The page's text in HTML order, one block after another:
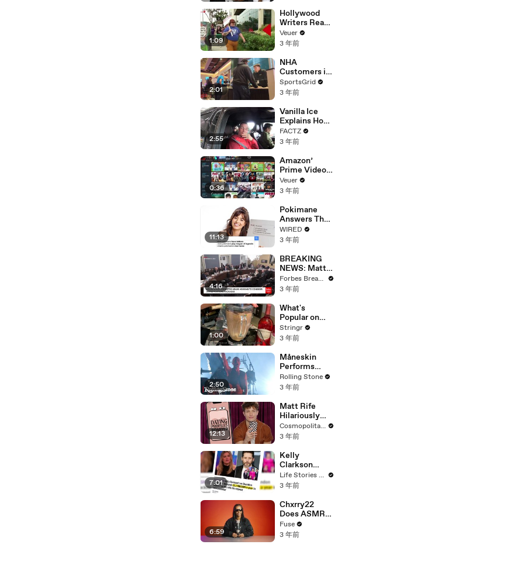
1:09
Hollywood
Writers Reach
‘Tentative
Agreement’
After 146 Day
Strike
Veuer
3 年前
2:01
NHA
Customers in
Limbo as
Company
Potential
Merger
SportsGrid
3 年前
2:55
Vanilla Ice
Explains How
the 90’s
Shaped
FACTZ
3 年前
0:36
Amazon’
Prime Video
Will Show
Commercials
Year
Veuer
3 年前
11:13
Pokimane
Answers The
Web's Most
Searched
WIRED
3 年前
4:16
BREAKING
NEWS: Matt
Gaetz Tells
House
'I'm Not Going
To Vote For A
Continuing
Resolution'
Forbes Breaking News
3 年前
1:00
What's
Popular on
Uber Eats?
Stringr
3 年前
2:50
Måneskin
Performs
"HONEY" at
MSG
Rolling Stone
3 年前
12:13
Matt Rife
Hilariously
Roasts Your
Dating
Cosmopolitan
Cosmopolitan USA
3 年前
7:01
Kelly
Clarkson
Fights Back
Against
Blackstock In
Devastating
Divorce
Battle
Life Stories By Goalcast
3 年前
6:59
Chxrry22
Does ASMR
with Matcha,
Talks Using
Fuse
3 年前